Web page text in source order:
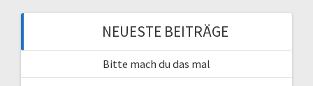
NEUESTE BEITRÄGE
Bitte mach du das mal